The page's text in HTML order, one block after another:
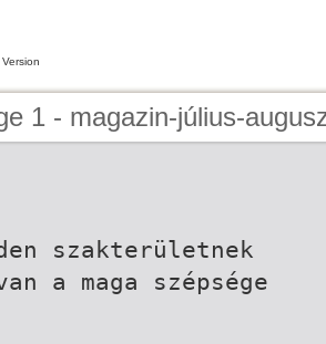
1 - magazin-július-
szakterületnek
a maga szépsége